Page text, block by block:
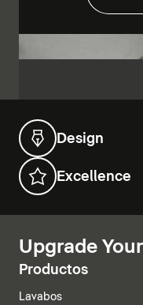
Design
Excellence
Upgrade
Productos
Lavabos